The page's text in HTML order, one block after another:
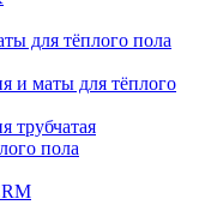
для тёплого пола
и маты для тёплого
трубчатая
пола